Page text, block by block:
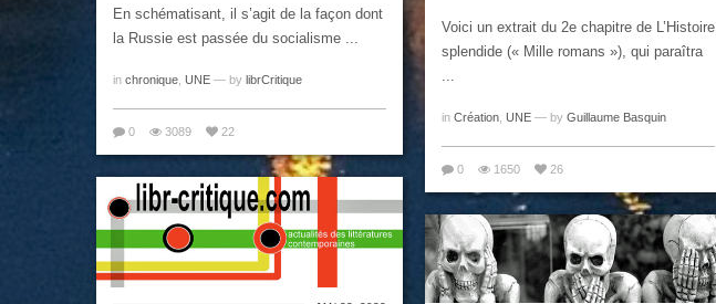
En schématisant, il s’agit de la façon dont
la Russie est passée du socialisme ...
in chronique UNE — by librCritique
0 3089 22
Voici un extrait du 2e chapitre de L’Histoire
splendide (« Mille romans »), qui paraîtra
in Création UNE — by Guillaume Basquin
0 1650 26